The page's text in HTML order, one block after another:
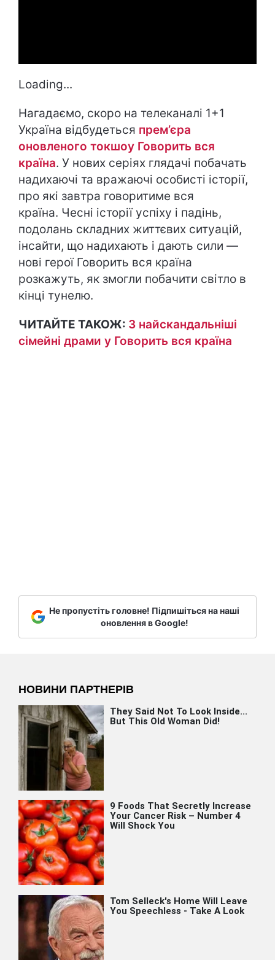
Loading...
Нагадаємо, скоро на телеканалі 1+1
Україна відбудеться прем’єра
оновленого токшоу Говорить вся
країна. У нових серіях глядачі побачать
надихаючі та вражаючі особисті історії,
про які завтра говоритиме вся
країна. Чесні історії успіху і падінь,
подолань складних життєвих ситуацій,
інсайти, що надихають і дають сили —
нові герої Говорить вся країна
розкажуть, як змогли побачити світло в
кінці тунелю.
ЧИТАЙТЕ ТАКОЖ: 3 найскандальніші
сімейні драми у Говорить вся країна
Не пропустіть головне! Підпишіться на наші
оновлення в Google!